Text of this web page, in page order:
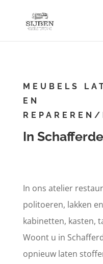
MEUBELS
EN
REPAREREN/
In
In ons atelier
politoeren, lakken
kabinetten, kasten,
Woont u in
opnieuw laten